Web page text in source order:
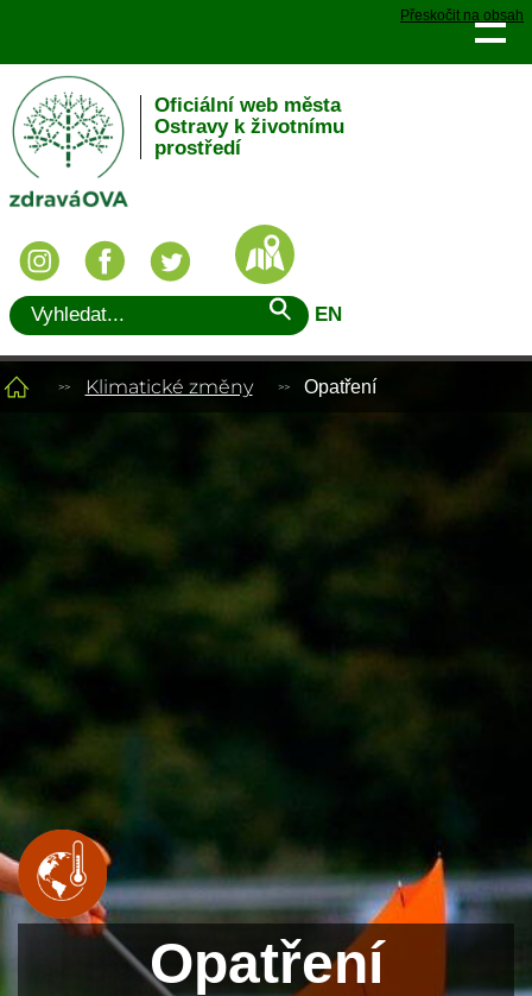
Přeskočit na obsah
Oficiální web města
Ostravy k životnímu
prostředí
EN
Klimatické změny Opatření
Opatření